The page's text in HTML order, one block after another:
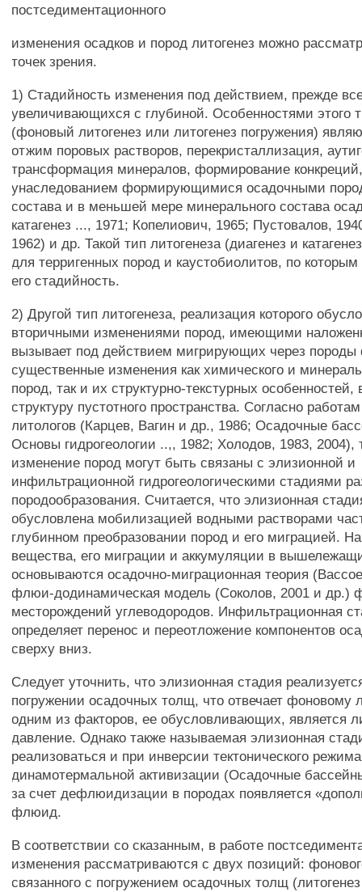
постседиментационного
изменения осадков и пород литогенез можно
точек зрения.
1) Стадийность изменения под действием, прежде
увеличивающихся с глубиной. Особенностями этого
(фоновый литогенез или литогенез погружения)
отжим поровых растворов, перекристаллизация,
трансформация минералов, формирование
унаследованием формирующимися осадочными
состава и в меньшей мере минерального состава
катагенез ..., 1971; Копелиович, 1965; Пустовалов,
1962) и др. Такой тип литогенеза (диагенез и
для терригенных пород и каустобиолитов, по
его стадийность.
2) Другой тип литогенеза, реализация которого
вторичными изменениями пород, имеющими
вызывает под действием мигрирующих через
существенные изменения как химического и
пород, так и их структурно-текстурных особенностей,
структуру пустотного пространства. Согласно
литологов (Карцев, Вагин и др., 1986; Осадочные
Основы гидрогеологии ..,, 1982; Холодов, 1983, 2004),
изменение пород могут быть связаны с элизионной и
инфильтрационной гидрогеологическими стадиями
породообразования. Считается, что элизионная
обусловлена мобилизацией водными растворами
глубинном преобразовании пород и его миграцией.
вещества, его миграции и аккумуляции в
основываются осадочно-миграционная теория
флюи-додинамическая модель (Соколов, 2001 и др.)
месторождений углеводородов. Инфильтрационная
определяет перенос и переотложение компонентов
сверху вниз.
Следует уточнить, что элизионная стадия
погружении осадочных толщ, что отвечает фоновому
одним из факторов, ее обусловливающих, является
давление. Однако также называемая элизионная
реализоваться и при инверсии тектонического
динамотермальной активизации (Осадочные
за счет дефлюидизации в породах появляется
флюид.
В соответствии со сказанным, в работе
изменения рассматриваются с двух позиций:
связанного с погружением осадочных толщ